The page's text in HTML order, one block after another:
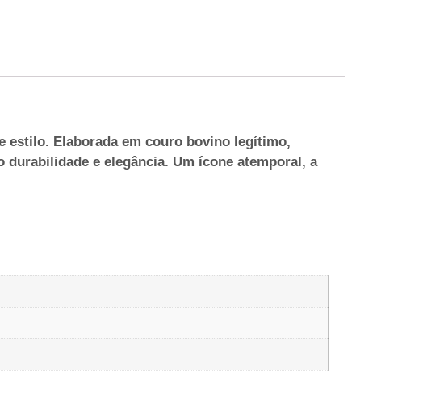
estilo. Elaborada em couro bovino legítimo,
e elegância. Um ícone atemporal, a